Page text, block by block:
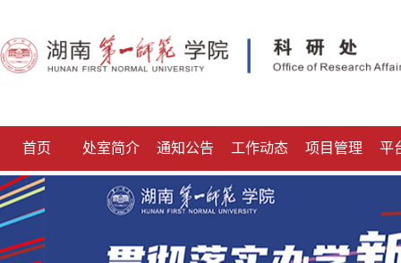
首页 处室简介 通知公告 工作动态 项目管理 平